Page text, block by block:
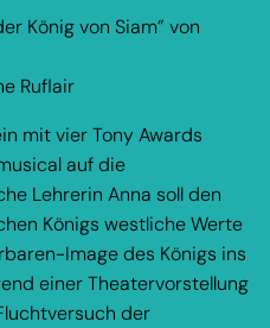
König von Siam” von
Ruflair
mit vier Tony Awards
auf die
Lehrerin Anna soll den
Königs westliche Werte
Image des Königs ins
einer Theatervorstellung
der